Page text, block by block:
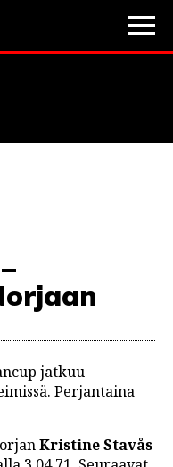
jatkuu
Perjantaina
Kristine Stavås
Veikkausliiga